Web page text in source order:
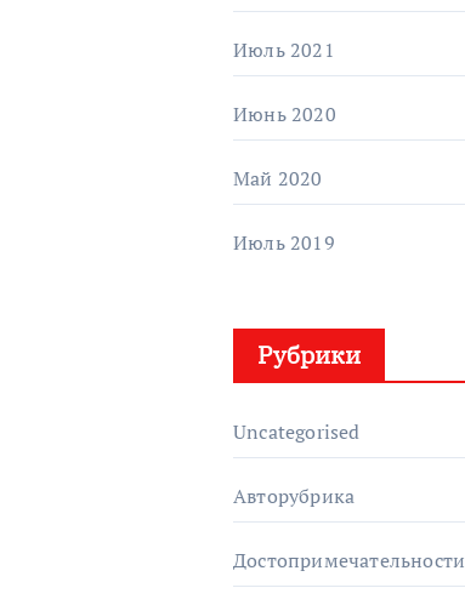
Июль 2021
Июнь 2020
Май 2020
Июль 2019
Рубрики
Uncategorised
Авторубрика
Достопримечательности